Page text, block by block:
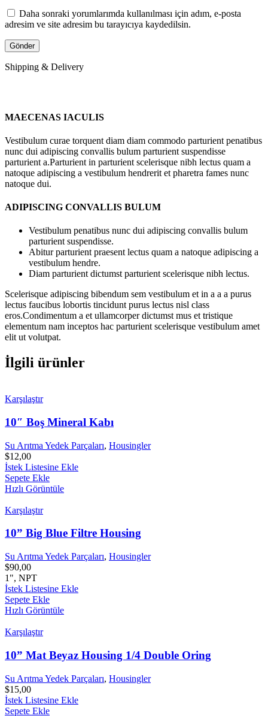
Daha sonraki yorumlarımda kullanılması için adım, e-posta
adresim ve site adresim bu tarayıcıya kaydedilsin.
Shipping & Delivery
MAECENAS IACULIS
Vestibulum curae torquent diam diam commodo parturient penatibus
nunc dui adipiscing convallis bulum parturient suspendisse
parturient a.Parturient in parturient scelerisque nibh lectus quam a
natoque adipiscing a vestibulum hendrerit et pharetra fames nunc
natoque dui.
ADIPISCING CONVALLIS BULUM
Vestibulum penatibus nunc dui adipiscing convallis bulum
parturient suspendisse.
Abitur parturient praesent lectus quam a natoque adipiscing a
vestibulum hendre.
Diam parturient dictumst parturient scelerisque nibh lectus.
Scelerisque adipiscing bibendum sem vestibulum et in a a a purus
lectus faucibus lobortis tincidunt purus lectus nisl class
eros.Condimentum a et ullamcorper dictumst mus et tristique
elementum nam inceptos hac parturient scelerisque vestibulum amet
elit ut volutpat.
İlgili ürünler
Karşılaştır
10″ Boş Mineral Kabı
Su Arıtma Yedek Parçaları, Housingler
$12,00
İstek Listesine Ekle
Sepete Ekle
Hızlı Görüntüle
Karşılaştır
10” Big Blue Filtre Housing
Su Arıtma Yedek Parçaları, Housingler
$90,00
1", NPT
İstek Listesine Ekle
Sepete Ekle
Hızlı Görüntüle
Karşılaştır
10” Mat Beyaz Housing 1/4 Double Oring
Su Arıtma Yedek Parçaları, Housingler
$15,00
İstek Listesine Ekle
Sepete Ekle